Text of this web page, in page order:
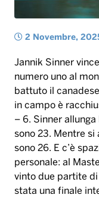
2 Novembre,
Jannik Sinner
numero uno al
battuto il
in campo è
– 6. Sinner
sono 23. Mentre si
sono 26. E c’è
personale: al
vinto due partite di
stata una finale